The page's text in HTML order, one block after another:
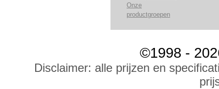
Onze
productgroepen
©1998 -
Disclaimer: alle prijzen en